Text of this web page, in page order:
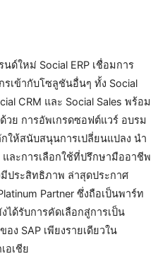
ด์ใหม่ Social ERP เชื่อมการ
เข้ากับโซลูชันอื่นๆ ทั้ง Social
CRM และ Social Sales พร้อม
วย การอัพเกรดซอฟต์แวร์ อบรม
ให้สนับสนุนการเปลี่ยนแปลง นำ
ละการเลือกใช้ที่ปรึกษามืออาชีพ
ประสิทธิภาพ ล่าสุดประกาศ
Partner ซึ่งถือเป็นพาร์ท
ได้รับการคัดเลือกสู่การเป็น
ง SAP เพียงรายเดียวใน
อเชีย